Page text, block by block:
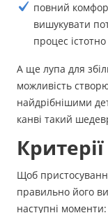
повний
вишукувати
процес
А ще лупа для
можливість
найдрібнішими
канві такий
Щоб
правильно його
наступні моменти: